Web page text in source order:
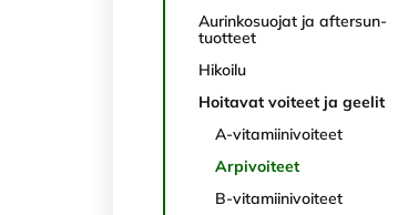
Aurinkosuojat ja aftersun-
tuotteet
Hikoilu
Hoitavat voiteet ja geelit
A-vitamiinivoiteet
Arpivoiteet
B-vitamiinivoiteet